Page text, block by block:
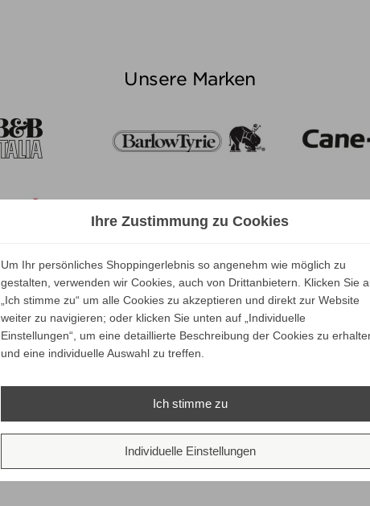
Unsere Marken
Ihre Zustimmung zu Cookies
Um Ihr persönliches Shoppingerlebnis so angenehm wie möglich zu
gestalten, verwenden wir Cookies, auch von Drittanbietern. Klicken Sie
„Ich stimme zu“ um alle Cookies zu akzeptieren und direkt zur Website
weiter zu navigieren; oder klicken Sie unten auf „Individuelle
Einstellungen“, um eine detaillierte Beschreibung der Cookies zu
und eine individuelle Auswahl zu treffen.
Ich stimme zu
Individuelle Einstellungen